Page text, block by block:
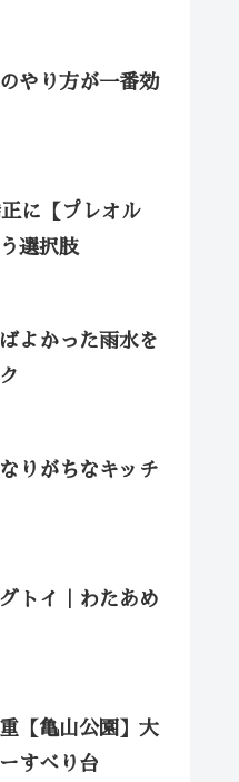
やり方が一番効
に【プレオル
選択肢
よかった雨水を
りがちなキッチ
トイ｜わたあめ
【亀山公園】大
すべり台